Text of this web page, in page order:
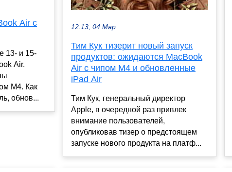
Air с
13- и 15-
Air.
M4. Как
обнов...
12:13, 04 Мар
Тим Кук тизерит новый запуск
продуктов: ожидаются MacBook
Air с чипом M4 и обновленные
iPad Air
Тим Кук, генеральный директор
Apple, в очередной раз привлек
внимание пользователей,
опубликовав тизер о предстоящем
запуске нового продукта на платф...